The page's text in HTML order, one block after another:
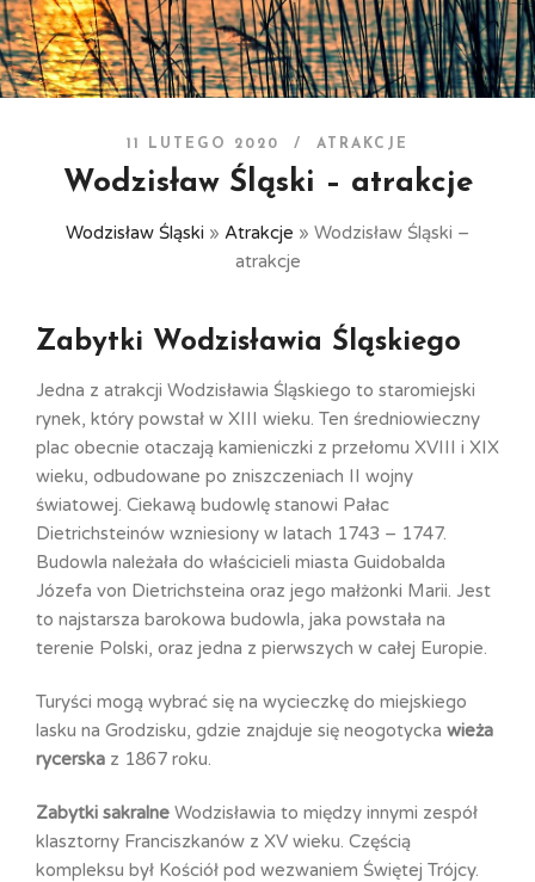
11 LUTEGO 2020 / ATRAKCJE
Wodzisław Śląski – atrakcje
Wodzisław Śląski » Atrakcje » Wodzisław Śląski –
atrakcje
Zabytki Wodzisławia Śląskiego
Jedna z atrakcji Wodzisławia Śląskiego to staromiejski
rynek, który powstał w XIII wieku. Ten średniowieczny
plac obecnie otaczają kamieniczki z przełomu XVIII i XIX
wieku, odbudowane po zniszczeniach II wojny
światowej. Ciekawą budowlę stanowi Pałac
Dietrichsteinów wzniesiony w latach 1743 – 1747.
Budowla należała do właścicieli miasta Guidobalda
Józefa von Dietrichsteina oraz jego małżonki Marii. Jest
to najstarsza barokowa budowla, jaka powstała na
terenie Polski, oraz jedna z pierwszych w całej Europie.
Turyści mogą wybrać się na wycieczkę do miejskiego
lasku na Grodzisku, gdzie znajduje się neogotycka wieża
rycerska z 1867 roku.
Zabytki sakralne Wodzisławia to między innymi zespół
klasztorny Franciszkanów z XV wieku. Częścią
kompleksu był Kościół pod wezwaniem Świętej Trójcy.